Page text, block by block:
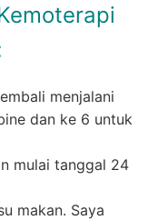
menjalani
dan ke 6 untuk
mulai tanggal 24
makan. Saya